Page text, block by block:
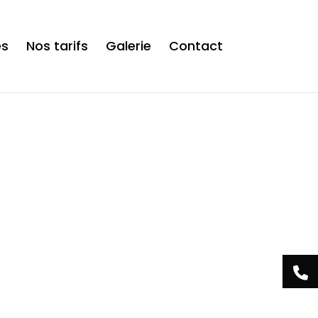
now safe to use. */
Nos tarifs Galerie Contact